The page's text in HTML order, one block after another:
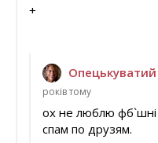
+
років тому
ох не люблю фб`шні
спам по друзям.